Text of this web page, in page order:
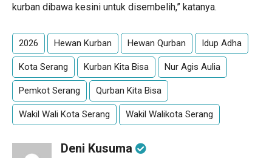
kurban dibawa kesini untuk disembelih,” katanya.
2026 Hewan Kurban Hewan Qurban Idup Adha
Kota Serang Kurban Kita Bisa Nur Agis Aulia
Pemkot Serang Qurban Kita Bisa
Wakil Wali Kota Serang Wakil Walikota Serang
Deni Kusuma